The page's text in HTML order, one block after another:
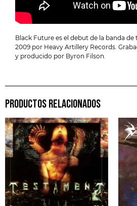
Black Future es el debut de la banda
2009 por Heavy Artillery Records.
y producido por Byron Filson.
PRODUCTOS RELACIONADOS